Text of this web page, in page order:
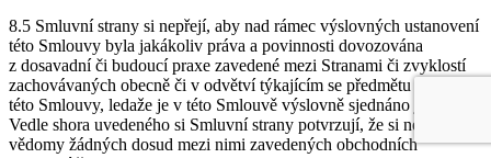
8.5 Smluvní strany si nepřejí, aby nad rámec výslovných ustanovení
této Smlouvy byla jakákoliv práva a povinnosti dovozována
z dosavadní či budoucí praxe zavedené mezi Stranami či zvyklostí
zachovávaných obecně či v odvětví týkajícím se předmětu plnění
této Smlouvy, ledaže je v této Smlouvě výslovně sjednáno jinak.
Vedle shora uvedeného si Smluvní strany potvrzují, že si nejsou
vědomy žádných dosud mezi nimi zavedených obchodních